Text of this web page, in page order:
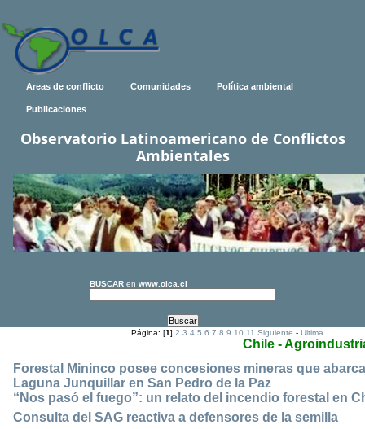
Areas de conflicto Comunidades Política ambiental
Publicaciones
Observatorio Latinoamericano de Conflictos
Ambientales
BUSCAR en www.olca.cl
Página: [1]2 3 4 5 6 7 8 9 10 11 Siguiente -Ultima
Chile -
Forestal Mininco posee concesiones mineras que
Laguna Junquillar en San Pedro de la Paz
“Nos pasó el fuego”: un relato del incendio forestal en
Consulta del SAG reactiva a defensores de la semilla